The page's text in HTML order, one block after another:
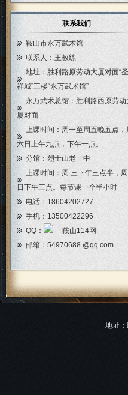
联系我们
鞍山市永万武术馆
联系人：王教练
地址：胜利路原劳动大厦对面“
祥城”三楼“永万武术馆”
永万武术总馆：胜利路西原劳动
厦对面
上课时间：周一至周五晚五点，
六日上午九点，下午一点。
分馆：烈士山老一中
上课时间：周 三下午三点半，
日下午三点。每节课一个半小时
电话：18604202727
手机：13500422296
QQ：
邮箱： 54970688 @qq.com
地址